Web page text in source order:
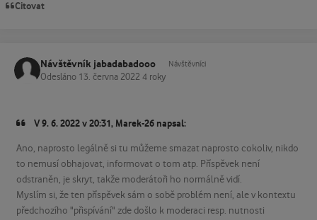
Citovat
Návštěvník jabadabadooo Návštěvníci
Odesláno 13. června 2022 4 roky
V 9. 6. 2022 v 20:31, Marek-26 napsal:
Ano, naprosto legálně si tu můžeme smazat naprosto cokoliv, nikdo
to nemusí obhajovat, informovat o tom atp. Příspěvek není
odstraněn, je skryt, takže moderátoři ho normálně vidí.
Myslím si, že ten příspěvek sám o sobě problém není, ale v kontextu
předchozího "přispívání" zde došlo k moderaci resp. nutnosti